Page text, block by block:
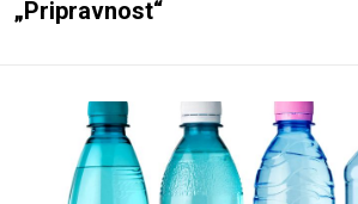
„Pripravnost“